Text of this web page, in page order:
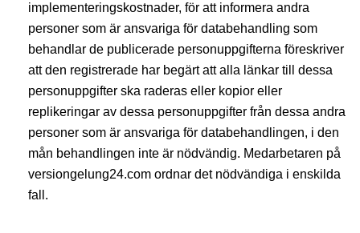
implementeringskostnader, för att informera andra
personer som är ansvariga för databehandling som
behandlar de publicerade personuppgifterna föreskriver
att den registrerade har begärt att alla länkar till dessa
personuppgifter ska raderas eller kopior eller
replikeringar av dessa personuppgifter från dessa andra
personer som är ansvariga för databehandlingen, i den
mån behandlingen inte är nödvändig. Medarbetaren på
versiongelung24.com ordnar det nödvändiga i enskilda
fall.